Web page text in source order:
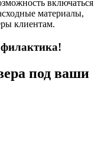
включаться
материалы,
клиентам.
под ваши